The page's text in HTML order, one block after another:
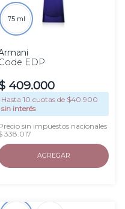
75 ml
EDP
409.000
Hasta10 cuotas de $40.900
sin interés
sin impuestos nacionales
338.017
AGREGAR